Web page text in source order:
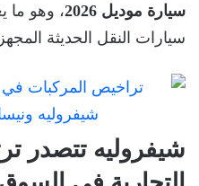
سيارة موديل 2026
، وهو ما
سيارات النقل الحديثة
شيفروليه تتصدر